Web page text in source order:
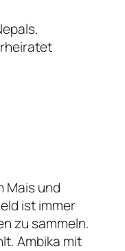
Mais und
ist immer
zu sammeln.
Ambika mit